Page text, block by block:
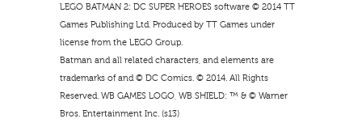
LEGO BATMAN 2: DC SUPER HEROES software © 2014 TT
Games Publishing Ltd. Produced by TT Games under
license from the LEGO Group.
Batman and all related characters, and elements are
trademarks of and © DC Comics. © 2014. All Rights
Reserved. WB GAMES LOGO, WB SHIELD: ™ & © Warner
Bros. Entertainment Inc. (s13)